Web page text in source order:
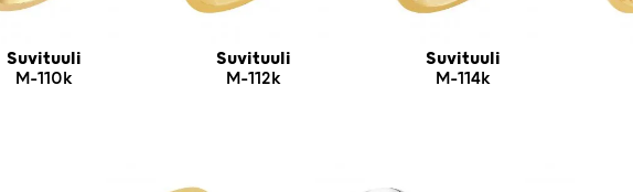
Suvituuli
M-110k
Suvituuli
M-112k
Suvituuli
M-114k